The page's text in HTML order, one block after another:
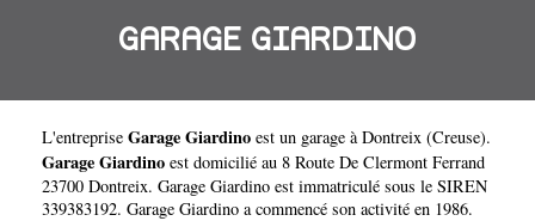
GARAGE GIARDINO
L'entreprise Garage Giardino est un garage à Dontreix (Creuse).
Garage Giardino est domicilié au 8 Route De Clermont Ferrand
23700 Dontreix. Garage Giardino est immatriculé sous le SIREN
339383192. Garage Giardino a commencé son activité en 1986.